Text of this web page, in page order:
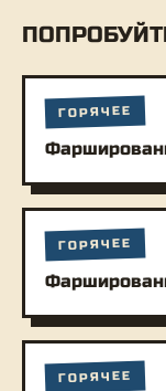
ГОРЯЧЕЕ
ГОРЯЧЕЕ
ГОРЯЧЕЕ